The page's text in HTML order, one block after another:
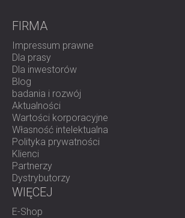
FIRMA
Impressum prawne
Dla prasy
Dla inwestorów
Blog
badania i rozwój
Aktualności
Wartości korporacyjne
Własność intelektualna
Polityka prywatności
Klienci
Partnerzy
Dystrybutorzy
WIĘCEJ
E-Shop